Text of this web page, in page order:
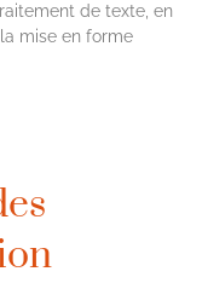
de texte, en
mise en forme